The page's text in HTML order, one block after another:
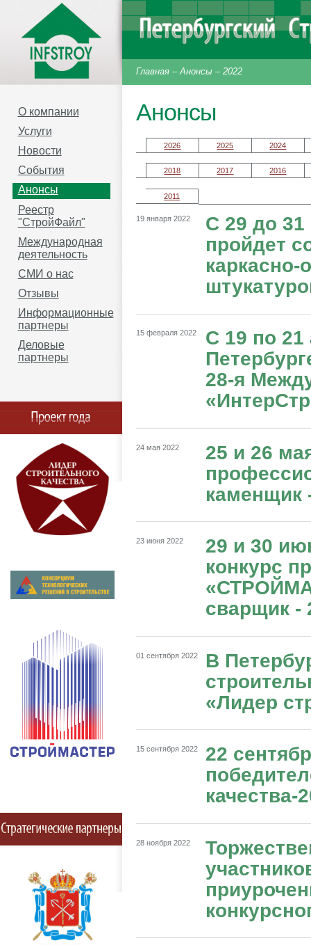
Анонсы
2026 2025 2024
2018 2017 2016
2011
19 января 2022
С 29 до 31
пройдет
15 февраля 2022
С 19 по 21
28-я
24 мая 2022
25 и 26
каменщик
23 июня 2022
29 и 30
конкурс
сварщик -
01 сентября 2022
В
«Лидер
15 сентября 2022
22
качества-
28 ноября 2022
Главная –Анонсы –2022
О компании
Услуги
Новости
События
Анонсы
Реестр
"СтройФайл"
Международная
деятельность
СМИ о нас
Отзывы
Информационные
партнеры
Деловые
партнеры